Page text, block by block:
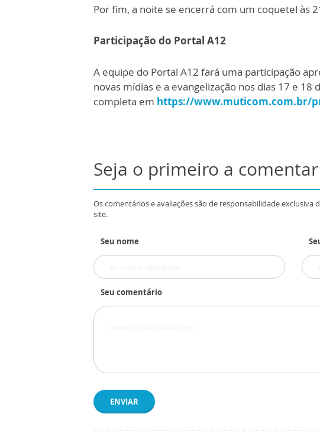
Por fim, a noite se encerrá com um coquetel às
Participação do Portal A12
A equipe do Portal A12 fará uma participação
novas mídias e a evangelização nos dias 17 e 18
completa em https://www.muticom.com.br/
Seja o primeiro a comentar
Os comentários e avaliações são de responsabilidade
site.
Seu nome
Seu comentário
ENVIAR